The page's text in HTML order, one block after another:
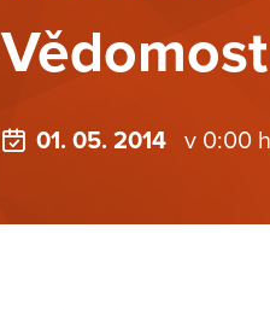
01. 05. 2014 v 0:00